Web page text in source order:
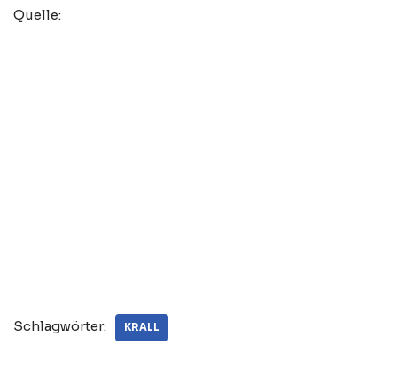
Quelle:
Schlagwörter: KRALL